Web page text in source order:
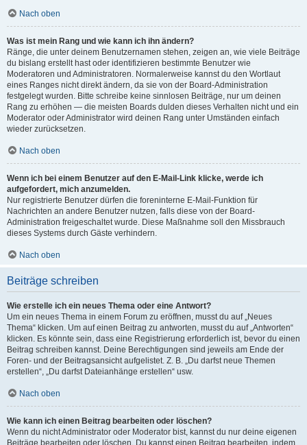
Nach oben
Was ist mein Rang und wie kann ich ihn ändern?
Ränge, die unter deinem Benutzernamen stehen, zeigen an, wie viele Beiträge
du bislang erstellt hast oder identifizieren bestimmte Benutzer wie
Moderatoren und Administratoren. Normalerweise kannst du den Wortlaut
eines Ranges nicht direkt ändern, da sie von der Board-Administration
festgelegt wurden. Bitte schreibe keine sinnlosen Beiträge, nur um deinen
Rang zu erhöhen — die meisten Boards dulden dieses Verhalten nicht und ein
Moderator oder Administrator wird deinen Rang unter Umständen einfach
wieder zurücksetzen.
Nach oben
Wenn ich bei einem Benutzer auf den E-Mail-Link klicke, werde ich
aufgefordert, mich anzumelden.
Nur registrierte Benutzer dürfen die foreninterne E-Mail-Funktion für
Nachrichten an andere Benutzer nutzen, falls diese von der Board-
Administration freigeschaltet wurde. Diese Maßnahme soll den Missbrauch
dieses Systems durch Gäste verhindern.
Nach oben
Beiträge schreiben
Wie erstelle ich ein neues Thema oder eine Antwort?
Um ein neues Thema in einem Forum zu eröffnen, musst du auf „Neues
Thema“ klicken. Um auf einen Beitrag zu antworten, musst du auf „Antworten“
klicken. Es könnte sein, dass eine Registrierung erforderlich ist, bevor du einen
Beitrag schreiben kannst. Deine Berechtigungen sind jeweils am Ende der
Foren- und der Beitragsansicht aufgelistet. Z. B. „Du darfst neue Themen
erstellen“, „Du darfst Dateianhänge erstellen“ usw.
Nach oben
Wie kann ich einen Beitrag bearbeiten oder löschen?
Wenn du nicht Administrator oder Moderator bist, kannst du nur deine eigenen
Beiträge bearbeiten oder löschen. Du kannst einen Beitrag bearbeiten, indem